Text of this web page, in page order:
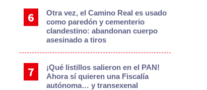
Otra vez, el Camino Real es usado
como paredón y cementerio
clandestino: abandonan cuerpo
asesinado a tiros
¡Qué listillos salieron en el PAN!
Ahora sí quieren una Fiscalía
autónoma… y transexenal